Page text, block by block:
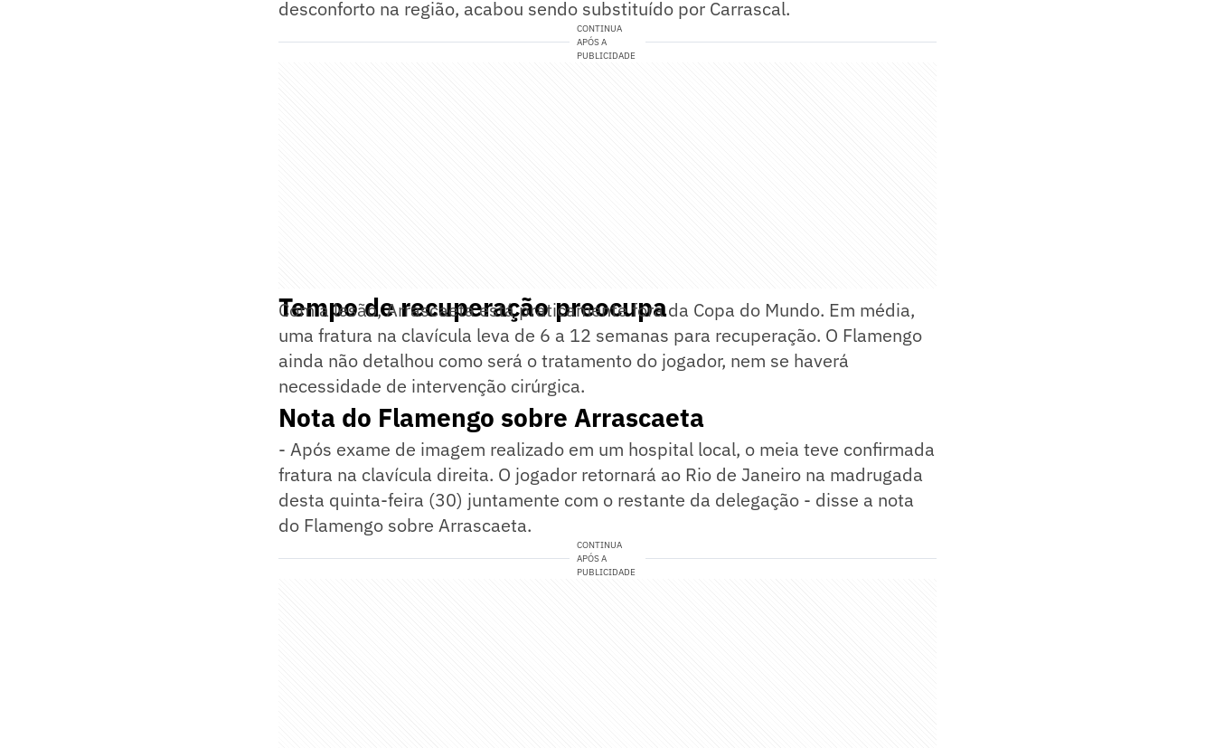
desconforto na região, acabou sendo substituído por Carrascal.
CONTINUA
APÓS A
PUBLICIDADE
Tempo de recuperação preocupa
Com a lesão, Arrascaeta está praticamente fora da Copa do Mundo. Em média,
uma fratura na clavícula leva de 6 a 12 semanas para recuperação. O Flamengo
ainda não detalhou como será o tratamento do jogador, nem se haverá
necessidade de intervenção cirúrgica.
Nota do Flamengo sobre Arrascaeta
- Após exame de imagem realizado em um hospital local, o meia teve confirmada
fratura na clavícula direita. O jogador retornará ao Rio de Janeiro na madrugada
desta quinta-feira (30) juntamente com o restante da delegação - disse a nota
do Flamengo sobre Arrascaeta.
CONTINUA
APÓS A
PUBLICIDADE